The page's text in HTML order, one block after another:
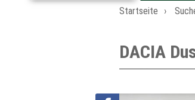
Startseite
DACIA